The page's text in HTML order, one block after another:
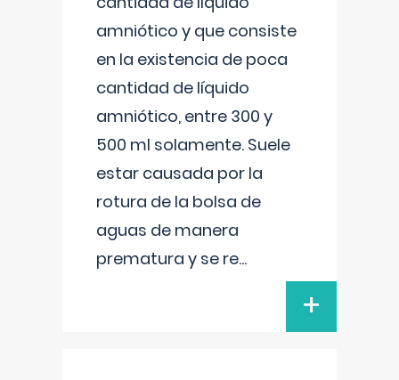
amniótico y que consiste
en la existencia de poca
cantidad de líquido
amniótico, entre 300 y
500 ml solamente. Suele
estar causada por la
rotura de la bolsa de
aguas de manera
prematura y se re...
+